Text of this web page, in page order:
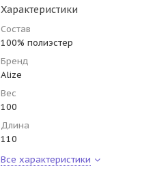
Характеристики
Состав
100% полиэстер
Бренд
Alize
Вес
100
Длина
110
Все характеристики